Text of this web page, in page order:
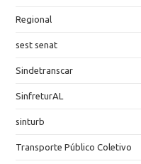
Regional
sest senat
Sindetranscar
SinfreturAL
sinturb
Transporte Público Coletivo